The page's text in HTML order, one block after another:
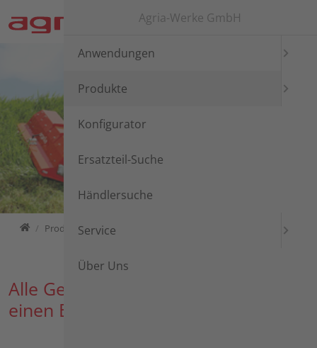
HomeProdukte
Alle Geräte und Maschinen auf
einen Blick
Agria-Werke GmbH
Anwendungen
Produkte
Konfigurator
Ersatzteil-Suche
Händlersuche
Service
Über Uns